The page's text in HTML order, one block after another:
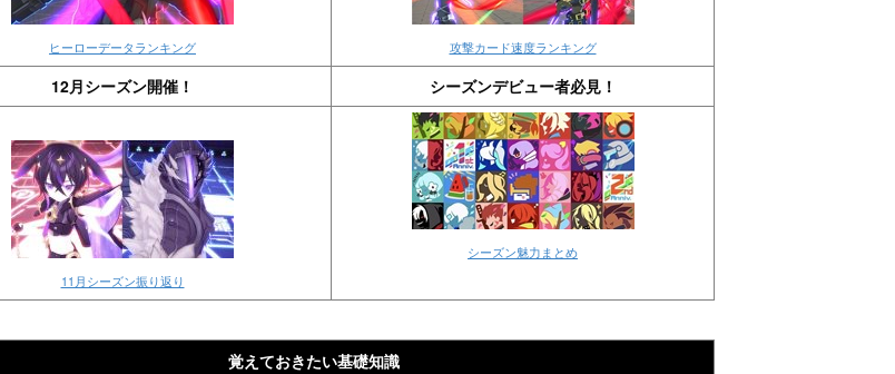
ヒーローデータランキング 攻撃カード速度ランキング
12月シーズン開催！ シーズンデビュー者必見！
11月シーズン振り返り
シーズン魅力まとめ
覚えておきたい基礎知識